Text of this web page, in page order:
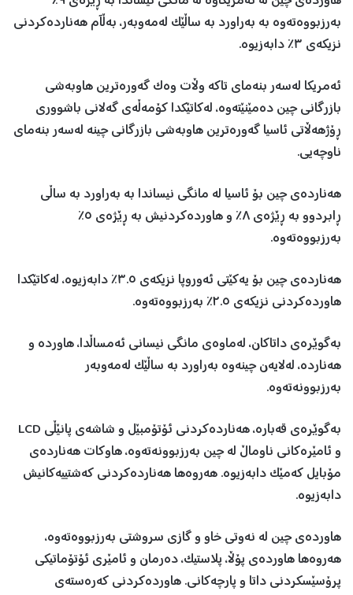
بەرزبووەتەوە بە بەراورد بە ساڵێک لەمەوبەر، بەڵآم هەناردەکردنی
نزیکەی ٣٪ دابەزیوە.
ئەمریکا لەسەر بنەمای تاکە وڵات وەک گەورەترین هاوبەشی
بازرگانی چین دەمێنێتەوە، لەکاتێکدا کۆمەڵەی گەلانی باشووری
ڕۆژهەڵاتی ئاسیا گەورەترین هاوبەشی بازرگانی چینە لەسەر بنەمای
ناوچەیی.
هەناردەی چین بۆ ئاسیا لە مانگی نیساندا بە بەراورد بە ساڵی
ڕابردوو بە ڕێژەی ٨٪ و هاوردەکردنیش بە ڕێژەی ٥٪
بەرزبووەتەوە.
هەناردەی چین بۆ یەکێتی ئەوروپا نزیکەی ٣.٥٪ دابەزیوە، لەکاتێکدا
هاوردەکردنی نزیکەی ٢.٥٪ بەرزبووەتەوە.
بەگوێرەی داتاکان، لەماوەی مانگی نیسانی ئەمساڵدا، هاوردە و
هەناردە، لەلایەن چینەوە بەراورد بە ساڵێک لەمەوبەر
بەرزبوونەتەوە.
بەگوێرەی قەبارە، هەناردەکردنی ئۆتۆمبێل و شاشەی پانێڵی LCD
و ئامێرەکانی ناوماڵ لە چین بەرزبوونەتەوە، هاوکات هەناردەی
مۆبایل کەمێک دابەزیوە. هەروەها هەناردەکردنی کەشتییەکانیش
دابەزیوە.
هاوردەی چین لە نەوتی خاو و گازی سروشتی بەرزبووەتەوە،
هەروەها هاوردەی پۆڵا، پلاستیک، دەرمان و ئامێری ئۆتۆماتیکی
پرۆسێسکردنی داتا و پارچەکانی. هاوردەکردنی کەرەستەی